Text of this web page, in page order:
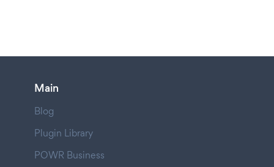
Main
Blog
Plugin Library
POWR Business